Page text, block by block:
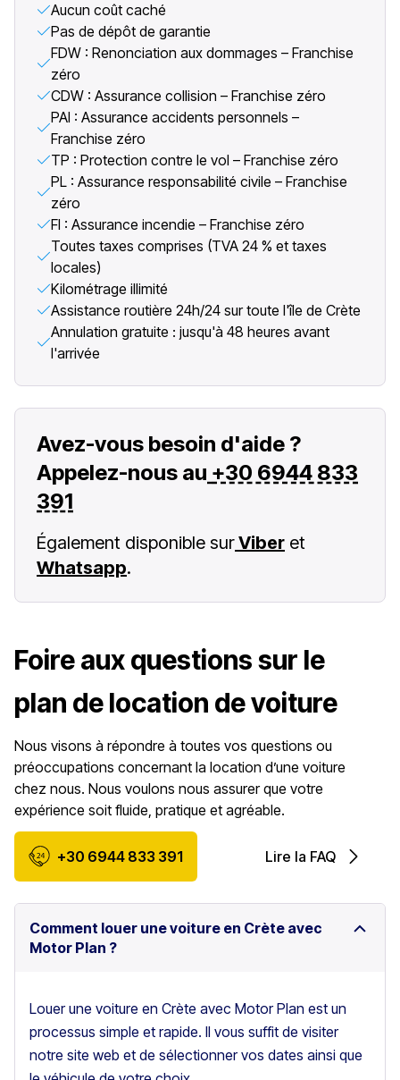
Aucun coût caché
Pas de dépôt de garantie
FDW : Renonciation aux dommages – Franchise
zéro
CDW : Assurance collision – Franchise zéro
PAI : Assurance accidents personnels –
Franchise zéro
TP : Protection contre le vol – Franchise zéro
PL : Assurance responsabilité civile – Franchise
zéro
FI : Assurance incendie – Franchise zéro
Toutes taxes comprises (TVA 24 % et taxes
locales)
Kilométrage illimité
Assistance routière 24h/24 sur toute l'île de Crète
Annulation gratuite : jusqu'à 48 heures avant
l'arrivée
Avez-vous besoin d'aide ?
Appelez-nous au +30 6944 833
391
Également disponible surViber et
Whatsapp.
Foire aux questions sur le
plan de location de voiture
Nous visons à répondre à toutes vos questions ou
préoccupations concernant la location d’une voiture
chez nous. Nous voulons nous assurer que votre
expérience soit fluide, pratique et agréable.
+30 6944 833 391 Lire la FAQ
Comment louer une voiture en Crète avec
Motor Plan ?
Louer une voiture en Crète avec Motor Plan est un
processus simple et rapide. Il vous suffit de visiter
notre site web et de sélectionner vos dates ainsi que